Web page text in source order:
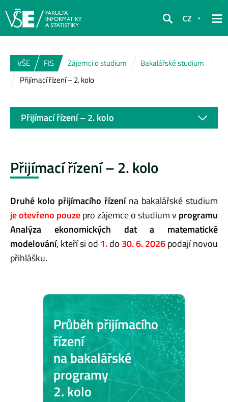
Hledat
CZ
VŠE FIS Zájemci o studium
Bakalářské studium
Přijímací řízení – 2. kolo
Přijímací řízení – 2. kolo
Druhé kolo přijímacího řízenína bakalářské studium
je otevřeno pouzepro zájemce o studium v programu
Analýza ekonomických dat a matematické
modelování, kteří si od 1.do 30. 6. 2026podají novou
přihlášku.
Průběh přijímacího
řízení
na bakalářské
programy
2. kolo
Přijímací řízení – 2. kolo